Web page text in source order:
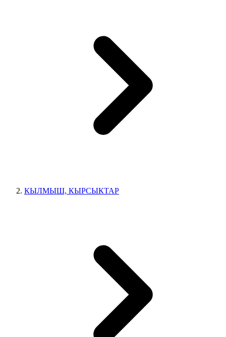
КЫЛМЫШ, КЫРСЫКТАР